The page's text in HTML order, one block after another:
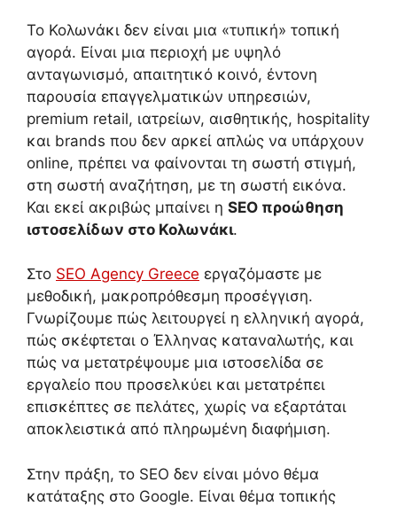
Το Κολωνάκι δεν είναι μια «τυπική» τοπική
αγορά. Είναι μια περιοχή με υψηλό
ανταγωνισμό, απαιτητικό κοινό, έντονη
παρουσία επαγγελματικών υπηρεσιών,
premium retail, ιατρείων, αισθητικής, hospitality
και brands που δεν αρκεί απλώς να υπάρχουν
online, πρέπει να φαίνονται τη σωστή στιγμή,
στη σωστή αναζήτηση, με τη σωστή εικόνα.
Και εκεί ακριβώς μπαίνει η SEO προώθηση
ιστοσελίδων στο Κολωνάκι.
Στο SEO Agency Greece εργαζόμαστε με
μεθοδική, μακροπρόθεσμη προσέγγιση.
Γνωρίζουμε πώς λειτουργεί η ελληνική αγορά,
πώς σκέφτεται ο Έλληνας καταναλωτής, και
πώς να μετατρέψουμε μια ιστοσελίδα σε
εργαλείο που προσελκύει και μετατρέπει
επισκέπτες σε πελάτες, χωρίς να εξαρτάται
αποκλειστικά από πληρωμένη διαφήμιση.
Στην πράξη, το SEO δεν είναι μόνο θέμα
κατάταξης στο Google. Είναι θέμα τοπικής